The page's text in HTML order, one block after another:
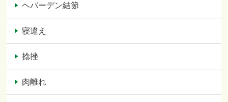
ヘバーデン結節
寝違え
捻挫
肉離れ